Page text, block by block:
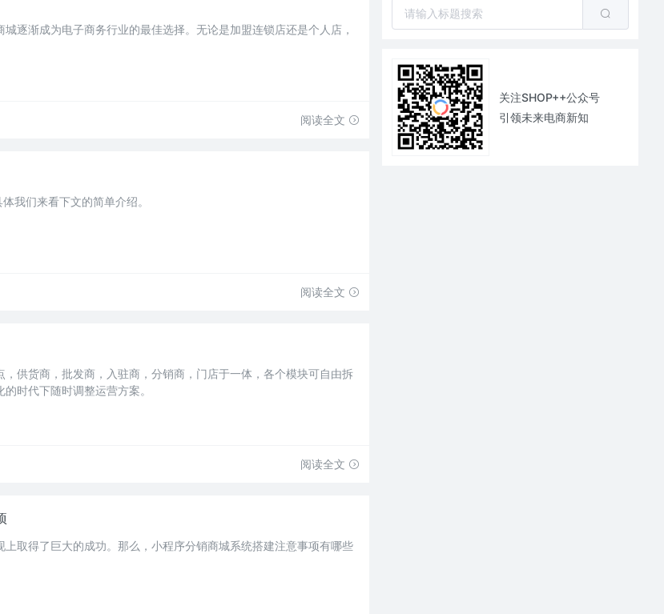
逐渐成为电子商务行业的最佳选择。无论是加盟连锁店还是个人店，
阅读全文
我们来看下文的简单介绍。
阅读全文
供货商，批发商，入驻商，分销商，门店于一体，各个模块可自由拆
时代下随时调整运营方案。
阅读全文
取得了巨大的成功。那么，小程序分销商城系统搭建注意事项有哪些
关注SHOP++公众号
引领未来电商新知